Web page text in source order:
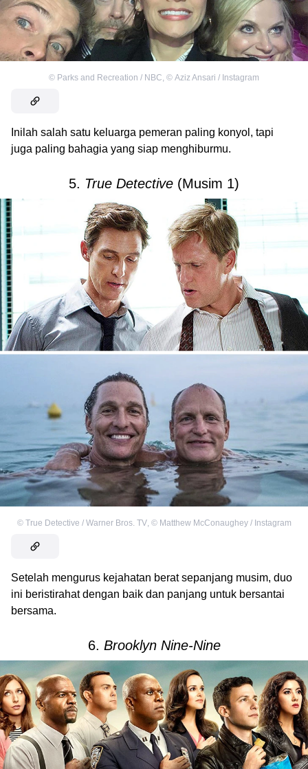
© Parks and Recreation / NBC, © Aziz Ansari / Instagram
Inilah salah satu keluarga pemeran paling konyol, tapi
juga paling bahagia yang siap menghiburmu.
5. True Detective (Musim 1)
© True Detective / Warner Bros. TV, © Matthew McConaughey / Instagram
Setelah mengurus kejahatan berat sepanjang musim, duo
ini beristirahat dengan baik dan panjang untuk bersantai
bersama.
6. Brooklyn Nine-Nine